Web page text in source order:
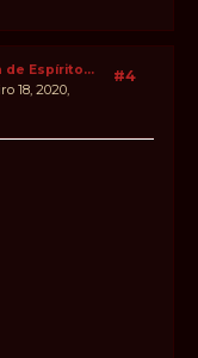
#4
de Espírito...
18, 2020,